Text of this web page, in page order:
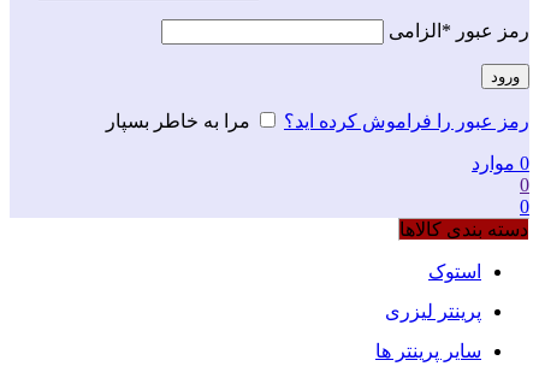
رمز عبور * الزامی
ورود
رمز عبور را فراموش کرده اید؟ مرا به خاطر بسپار
0 موارد
0
0
دسته بندی کالاها
استوک
پرینتر لیزری
سایر پرینتر ها